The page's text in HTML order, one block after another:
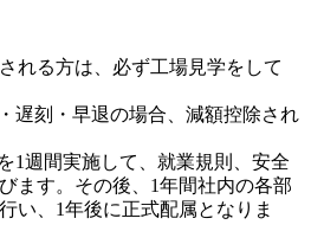
れる方は、必ず工場見学をして
遅刻・早退の場合、減額控除され
1週間実施して、就業規則、安全
ます。その後、1年間社内の各部
い、1年後に正式配属となりま